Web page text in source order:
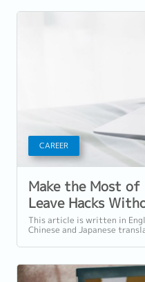
CAREER
Make the Most of
Leave Hacks
Boss
This article is written in
Chinese and Japanese